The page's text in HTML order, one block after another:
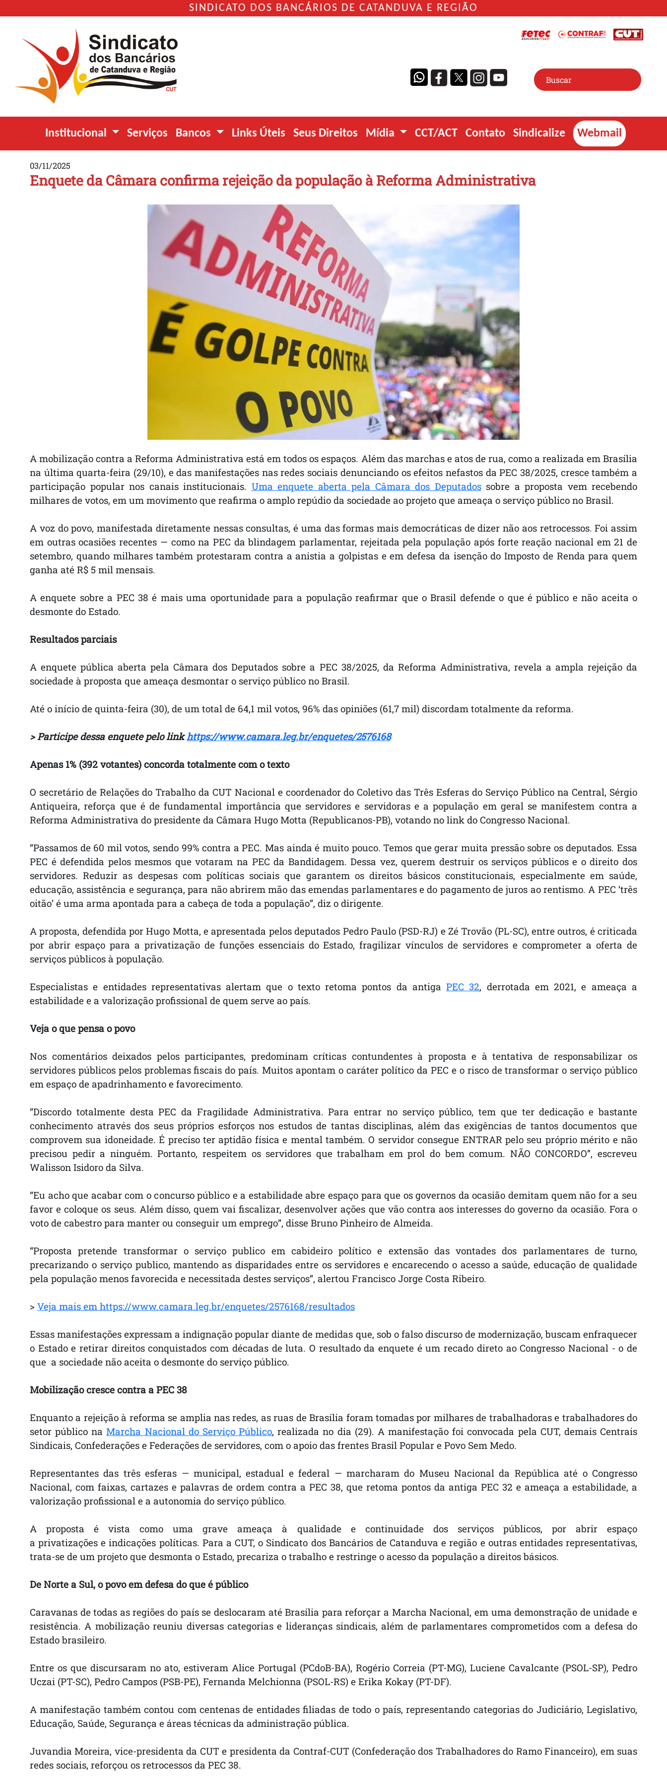
SINDICATO DOS BANCÁRIOS DE CATANDUVA E REGIÃO
Institucional Serviços Bancos Links Úteis Seus Direitos Mídia CCT/ACT Contato Sindicalize Webmail
03/11/2025
Enquete da Câmara confirma rejeição da população à Reforma Administrativa
A mobilização contra a Reforma Administrativa está em todos os espaços. Além das marchas e atos de rua, como a realizada em Brasília
na última quarta-feira (29/10), e das manifestações nas redes sociais denunciando os efeitos nefastos da PEC 38/2025, cresce também a
participação popular nos canais institucionais. Uma enquete aberta pela Câmara dos Deputadossobre a proposta vem recebendo
milhares de votos, em um movimento que reafirma o amplo repúdio da sociedade ao projeto que ameaça o serviço público no Brasil.
A voz do povo, manifestada diretamente nessas consultas, é uma das formas mais democráticas de dizer não aos retrocessos. Foi assim
em outras ocasiões recentes — como na PEC da blindagem parlamentar, rejeitada pela população após forte reação nacional em 21 de
setembro, quando milhares também protestaram contra a anistia a golpistas e em defesa da isenção do Imposto de Renda para quem
ganha até R$ 5 mil mensais.
A enquete sobre a PEC 38 é mais uma oportunidade para a população reafirmar que o Brasil defende o que é público e não aceita o
desmonte do Estado.
Resultados parciais
A enquete pública aberta pela Câmara dos Deputados sobre a PEC 38/2025, da Reforma Administrativa, revela a ampla rejeição da
sociedade à proposta que ameaça desmontar o serviço público no Brasil.
Até o início de quinta-feira (30), de um total de 64,1 mil votos, 96% das opiniões (61,7 mil) discordam totalmente da reforma.
> Participe dessa enquete pelo linkhttps://www.camara.leg.br/enquetes/2576168
Apenas 1% (392 votantes) concorda totalmente com o texto
O secretário de Relações do Trabalho da CUT Nacional e coordenador do Coletivo das Três Esferas do Serviço Público na Central, Sérgio
Antiqueira, reforça que é de fundamental importância que servidores e servidoras e a população em geral se manifestem contra a
Reforma Administrativa do presidente da Câmara Hugo Motta (Republicanos-PB), votando no link do Congresso Nacional.
“Passamos de 60 mil votos, sendo 99% contra a PEC. Mas ainda é muito pouco. Temos que gerar muita pressão sobre os deputados. Essa
PEC é defendida pelos mesmos que votaram na PEC da Bandidagem. Dessa vez, querem destruir os serviços públicos e o direito dos
servidores. Reduzir as despesas com políticas sociais que garantem os direitos básicos constitucionais, especialmente em saúde,
educação, assistência e segurança, para não abrirem mão das emendas parlamentares e do pagamento de juros ao rentismo. A PEC ‘três
oitão’ é uma arma apontada para a cabeça de toda a população”, diz o dirigente.
A proposta, defendida por Hugo Motta, e apresentada pelos deputados Pedro Paulo (PSD-RJ) e Zé Trovão (PL-SC), entre outros, é criticada
por abrir espaço para a privatização de funções essenciais do Estado, fragilizar vínculos de servidores e comprometer a oferta de
serviços públicos à população.
Especialistas e entidades representativas alertam que o texto retoma pontos da antigaPEC 32, derrotada em 2021, e ameaça a
estabilidade e a valorização profissional de quem serve ao país.
Veja o que pensa o povo
Nos comentários deixados pelos participantes, predominam críticas contundentes à proposta e à tentativa de responsabilizar os
servidores públicos pelos problemas fiscais do país. Muitos apontam o caráter político da PEC e o risco de transformar o serviço público
em espaço de apadrinhamento e favorecimento.
“Discordo totalmente desta PEC da Fragilidade Administrativa. Para entrar no serviço público, tem que ter dedicação e bastante
conhecimento através dos seus próprios esforços nos estudos de tantas disciplinas, além das exigências de tantos documentos que
comprovem sua idoneidade. É preciso ter aptidão física e mental também. O servidor consegue ENTRAR pelo seu próprio mérito e não
precisou pedir a ninguém. Portanto, respeitem os servidores que trabalham em prol do bem comum. NÃO CONCORDO”, escreveu
Walisson Isidoro da Silva.
“Eu acho que acabar com o concurso público e a estabilidade abre espaço para que os governos da ocasião demitam quem não for a seu
favor e coloque os seus. Além disso, quem vai fiscalizar, desenvolver ações que vão contra aos interesses do governo da ocasião. Fora o
voto de cabestro para manter ou conseguir um emprego”, disse Bruno Pinheiro de Almeida.
“Proposta pretende transformar o serviço publico em cabideiro político e extensão das vontades dos parlamentares de turno,
precarizando o serviço publico, mantendo as disparidades entre os servidores e encarecendo o acesso a saúde, educação de qualidade
pela população menos favorecida e necessitada destes serviços”, alertou Francisco Jorge Costa Ribeiro.
> Veja mais em https://www.camara.leg.br/enquetes/2576168/resultados
Essas manifestações expressam a indignação popular diante de medidas que, sob o falso discurso de modernização, buscam enfraquecer
o Estado e retirar direitos conquistados com décadas de luta. O resultado da enquete é um recado direto ao Congresso Nacional - o de
que a sociedade não aceita o desmonte do serviço público.
Mobilização cresce contra a PEC 38
Enquanto a rejeição à reforma se amplia nas redes, as ruas de Brasília foram tomadas por milhares de trabalhadoras e trabalhadores do
setor público naMarcha Nacional do Serviço Público, realizada no dia (29). A manifestação foi convocada pela CUT, demais Centrais
Sindicais, Confederações e Federações de servidores, com o apoio das frentes Brasil Popular e Povo Sem Medo.
Representantes das três esferas — municipal, estadual e federal — marcharam do Museu Nacional da República até o Congresso
Nacional, com faixas, cartazes e palavras de ordem contra a PEC 38, que retoma pontos da antiga PEC 32 e ameaça a estabilidade, a
valorização profissional e a autonomia do serviço público.
A proposta é vista como uma grave ameaça à qualidade e continuidade dos serviços públicos, por abrir espaço
a privatizações e indicações políticas. Para a CUT, o Sindicato dos Bancários de Catanduva e região e outras entidades representativas,
trata-se de um projeto que desmonta o Estado, precariza o trabalho e restringe o acesso da população a direitos básicos.
De Norte a Sul, o povo em defesa do que é público
Caravanas de todas as regiões do país se deslocaram até Brasília para reforçar a Marcha Nacional, em uma demonstração de unidade e
resistência. A mobilização reuniu diversas categorias e lideranças sindicais, além de parlamentares comprometidos com a defesa do
Estado brasileiro.
Entre os que discursaram no ato, estiveram Alice Portugal (PCdoB-BA), Rogério Correia (PT-MG), Luciene Cavalcante (PSOL-SP), Pedro
Uczai (PT-SC), Pedro Campos (PSB-PE), Fernanda Melchionna (PSOL-RS) e Erika Kokay (PT-DF).
A manifestação também contou com centenas de entidades filiadas de todo o país, representando categorias do Judiciário, Legislativo,
Educação, Saúde, Segurança e áreas técnicas da administração pública.
Juvandia Moreira, vice-presidenta da CUT e presidenta da Contraf-CUT (Confederação dos Trabalhadores do Ramo Financeiro), em suas
redes sociais, reforçou os retrocessos da PEC 38.